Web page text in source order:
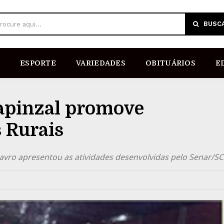
aqui...
ESPORTE VARIEDADES OBITUÁRIOS
promove
Rurais
apresentou as atividades desenvolvidas pelo Senar/